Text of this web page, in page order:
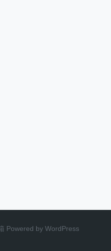
Powered by WordPress